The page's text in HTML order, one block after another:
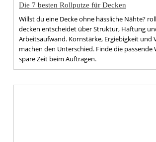
Die 7 besten Rollputze für Decken
Willst du eine Decke ohne hässliche Nähte?
decken entscheidet über Struktur, Haftung
Arbeitsaufwand. Kornstärke, Ergiebigkeit und
machen den Unterschied. Finde die passende
spare Zeit beim Auftragen.